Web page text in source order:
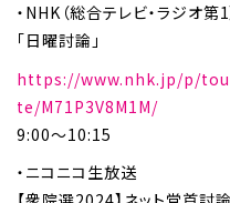
・NHK（総合テレビ・ラジオ第1
「日曜討論」
https://www.nhk.jp/p/
te/M71P3V8M1M/
9:00～10:15
・ニコニコ生放送